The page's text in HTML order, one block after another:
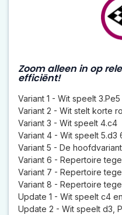
Zoom alleen in op
efficiënt!
Variant 1 - Wit speelt 3.Pe5
Variant 2 - Wit stelt korte
Variant 3 - Wit speelt 4.c4
Variant 4 - Wit speelt 5.d3
Variant 5 - De hoofdvariant
Variant 6 - Repertoire
Variant 7 - Repertoire
Variant 8 - Repertoire
Update 1 - Wit speelt c4
Update 2 - Wit speelt d3,